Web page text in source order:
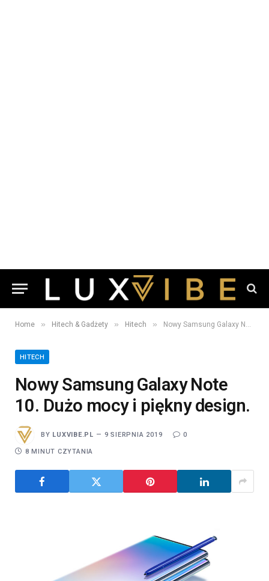
Home » Hitech & Gadżety » Hitech » Nowy Samsung Galaxy Note 10. Dużo mocy i piękny design.
HITECH
Nowy Samsung Galaxy Note
10. Dużo mocy i piękny design.
BY LUXVIBE.PL 9 SIERPNIA 2019 0
8 MINUT CZYTANIA